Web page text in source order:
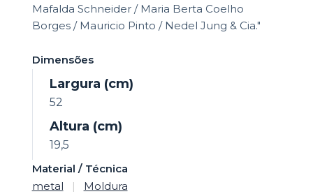
Mafalda Schneider / Maria Berta Coelho
Borges / Mauricio Pinto / Nedel Jung & Cia."
Dimensões
Largura (cm)
52
Altura (cm)
19,5
Material / Técnica
metal
| Moldura